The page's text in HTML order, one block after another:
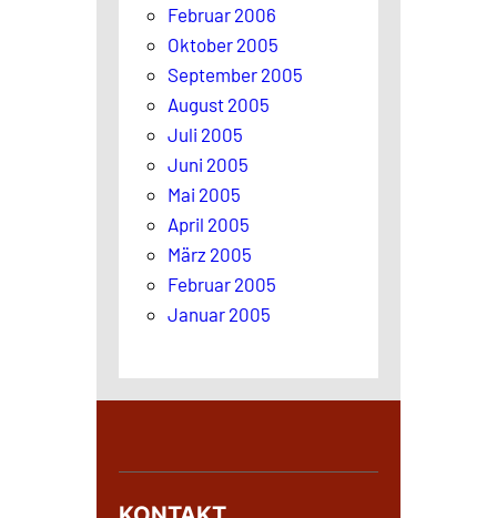
Februar 2006
Oktober 2005
September 2005
August 2005
Juli 2005
Juni 2005
Mai 2005
April 2005
März 2005
Februar 2005
Januar 2005